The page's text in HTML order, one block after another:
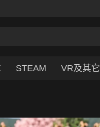
STEAM VR及其它